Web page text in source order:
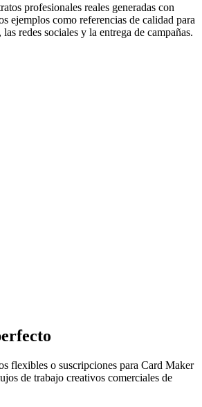
profesionales reales generadas con
ejemplos como referencias de calidad para
redes sociales y la entrega de campañas.
flexibles o suscripciones para Card Maker
de trabajo creativos comerciales de